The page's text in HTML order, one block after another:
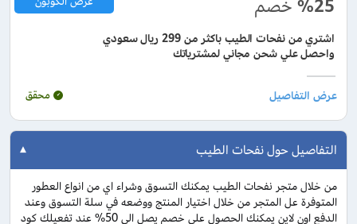
%25 خصم
اشتري من نفحات الطيب باكثر من 299 ريال سعودي
واحصل علي شحن مجاني لمشترياتك
محقق
التفاصيل حول نفحات الطيب
من خلال متجر نفحات الطيب يمكنك التسوق وشراء اي من انواع العطور
المتوفرة عل المتجر من خلال اختيار المنتج ووضعه في سلة التسوق وعند
الدفع اون لاين يمكنك الحصول علي خصم يصل الي 50% عند تفعيلك كود